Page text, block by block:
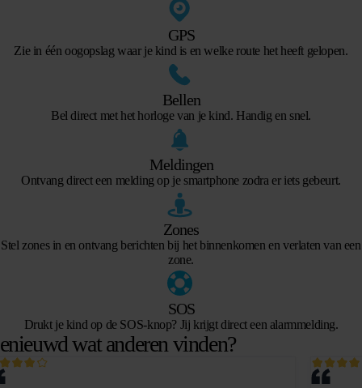
GPS
Zie in één oogopslag waar je kind is en welke route het heeft gelopen.
Bellen
Bel direct met het horloge van je kind. Handig en snel.
Meldingen
Ontvang direct een melding op je smartphone zodra er iets gebeurt.
Zones
Stel zones in en ontvang berichten bij het binnenkomen en verlaten van een
zone.
SOS
Drukt je kind op de SOS-knop? Jij krijgt direct een alarmmelding.
wat anderen vinden?